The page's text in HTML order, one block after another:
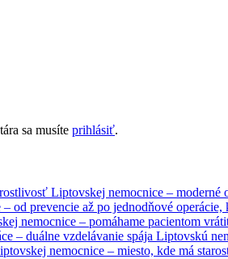
sa musíte prihlásiť.
Liptovskej nemocnice –
od prevencie až po jednodňové
nemocnice – pomáhame pacientom
– duálne vzdelávanie spája Liptovskú
nemocnice – miesto, kde má